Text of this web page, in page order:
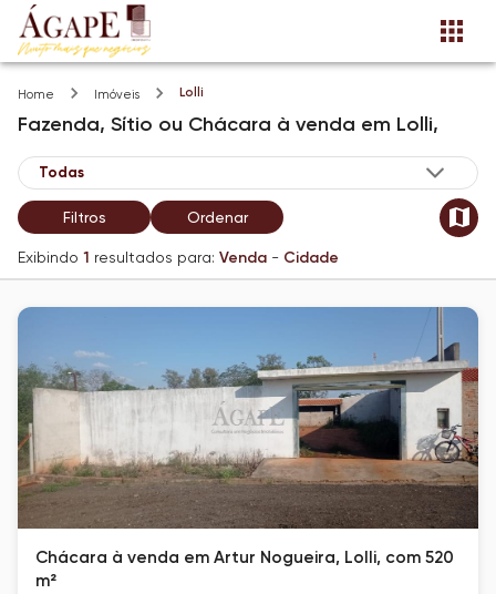
Home Imóveis Lolli
Fazenda, Sítio ou Chácara à venda em Lolli,
Filtros Ordenar
Exibindo 1 resultados para: Venda - Cidade
Chácara à venda em Artur Nogueira, Lolli, com 520
m²